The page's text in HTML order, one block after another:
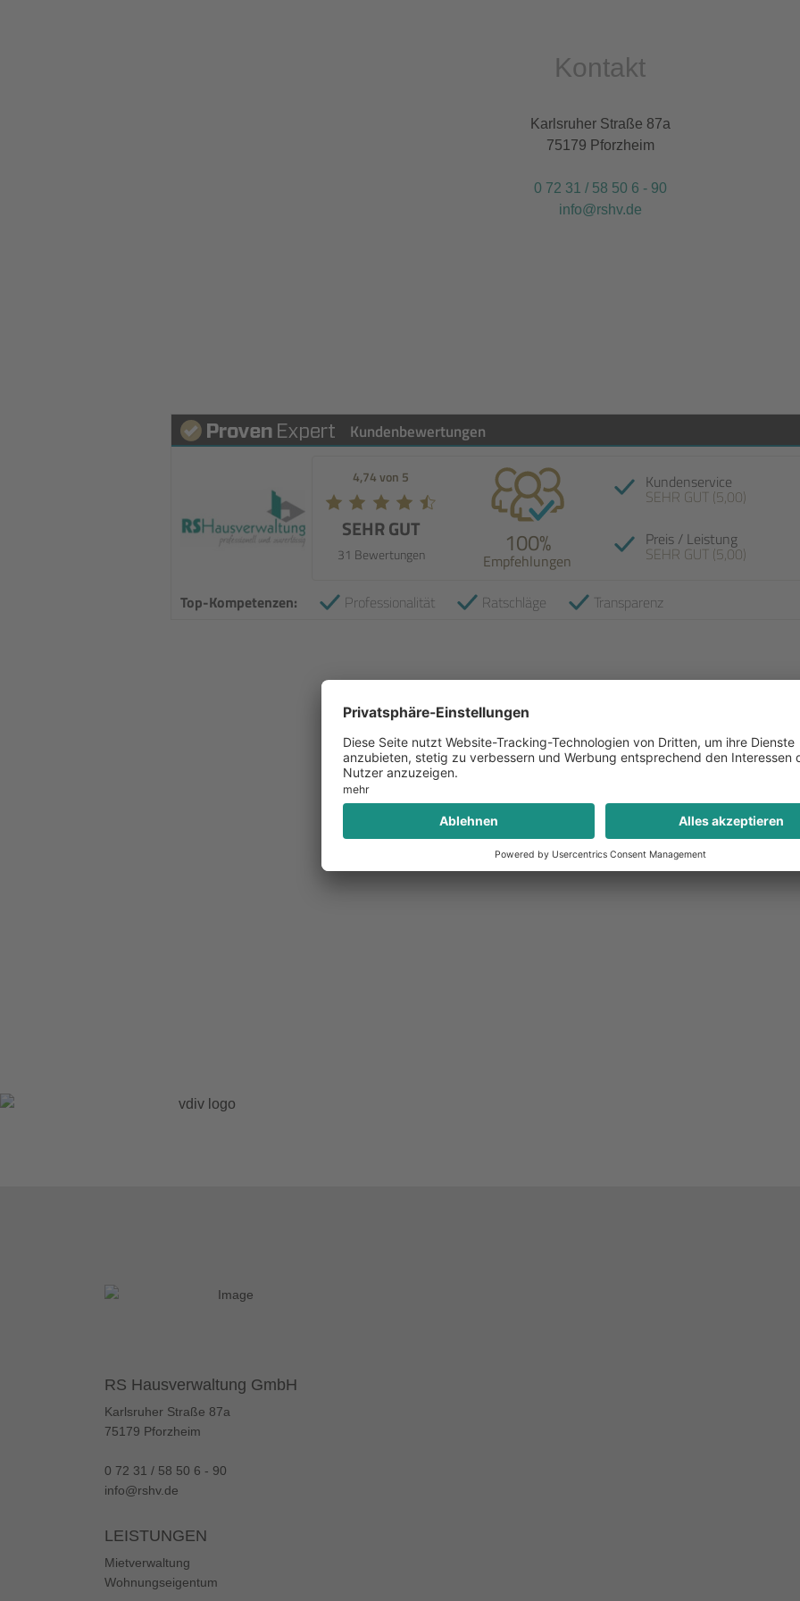
Kontakt
Karlsruher Straße 87a
75179 Pforzheim
0 72 31 / 58 50 6 - 90
info@rshv.de
Kundenbewertungen
4,74 von 5
SEHR GUT
31 Bewertungen 100%
Empfehlungen
Kundenservice
SEHR GUT (5,00)
Preis / Leistung
SEHR GUT (5,00)
Top-Kompetenzen: Professionalität Ratschläge Transparenz
RS Hausverwaltung GmbH
Karlsruher Straße 87a
75179 Pforzheim
0 72 31 / 58 50 6 - 90
info@rshv.de
LEISTUNGEN
Mietverwaltung
Wohnungs­eigentum